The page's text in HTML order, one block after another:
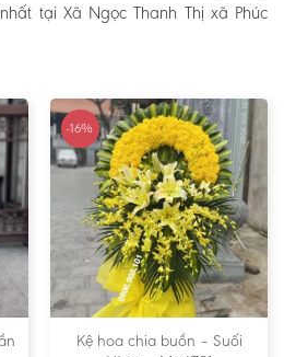
tại Xã Ngọc Thanh Thị xã Phúc
-16%
Kệ hoa chia buồn – Suối